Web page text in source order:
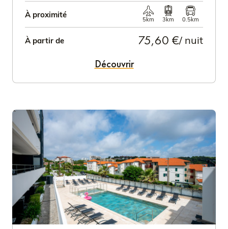
À proximité
5km 3km 0.5km
À partir de 75,60 €/ nuit
Découvrir